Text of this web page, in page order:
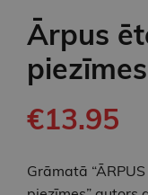
Ārpus
piezīmes
€13.95
Grāmatā